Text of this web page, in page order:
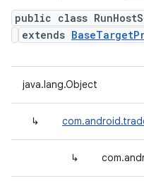
public class
extends
java.lang.Object
↳
↳